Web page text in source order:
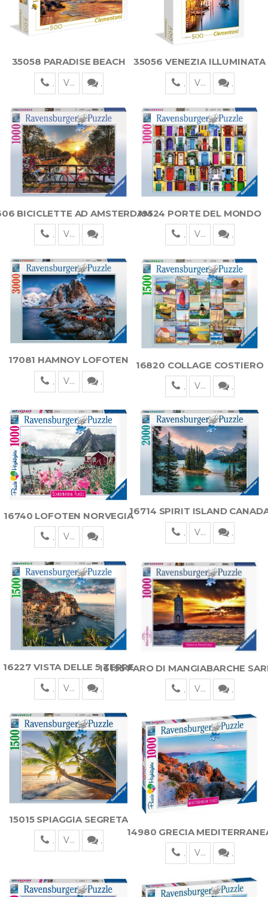
35058 PARADISE BEACH
Visualizza
35056 VENEZIA ILLUMINATA
Visualizza
BICICLETTE AD AMSTERDAM
Visualizza
19524 PORTE DEL MONDO
Visualizza
17081 HAMNOY LOFOTEN
Visualizza
16820 COLLAGE COSTIERO
Visualizza
16740 LOFOTEN NORVEGIA
Visualizza
16714 SPIRIT ISLAND
Visualizza
16227 VISTA DELLE 5 TERRE
Visualizza
16195 FARO DI MANGIABARCHE
Visualizza
15015 SPIAGGIA SEGRETA
Visualizza
14980 GRECIA
Visualizza